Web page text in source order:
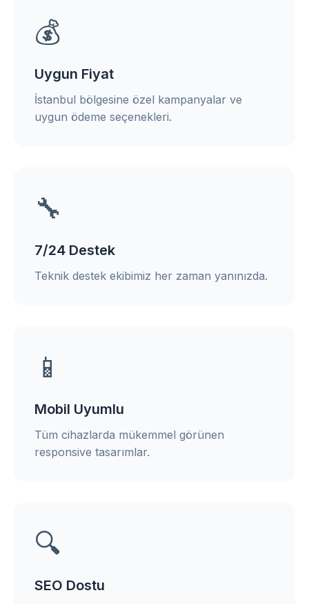
💰
Uygun Fiyat
İstanbul bölgesine özel kampanyalar ve
uygun ödeme seçenekleri.
🔧
7/24 Destek
Teknik destek ekibimiz her zaman yanınızda.
📱
Mobil Uyumlu
Tüm cihazlarda mükemmel görünen
responsive tasarımlar.
🔍
SEO Dostu